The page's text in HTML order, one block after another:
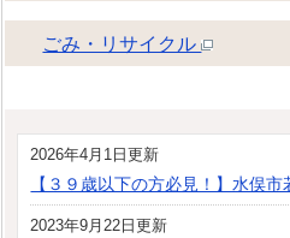
ごみ・リサイクル
2026年4月1日更新
【３９歳以下の方必見！】水俣
2023年9月22日更新